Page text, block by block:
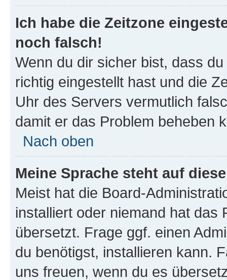
Ich habe die Zeitzone
noch falsch!
Wenn du dir sicher bist, dass
richtig eingestellt hast und die
Uhr des Servers vermutlich
damit er das Problem beheben
Nach oben
Meine Sprache steht auf
Meist hat die Board-
installiert oder niemand hat das
übersetzt. Frage ggf. einen
du benötigst, installieren kann.
uns freuen, wenn du es